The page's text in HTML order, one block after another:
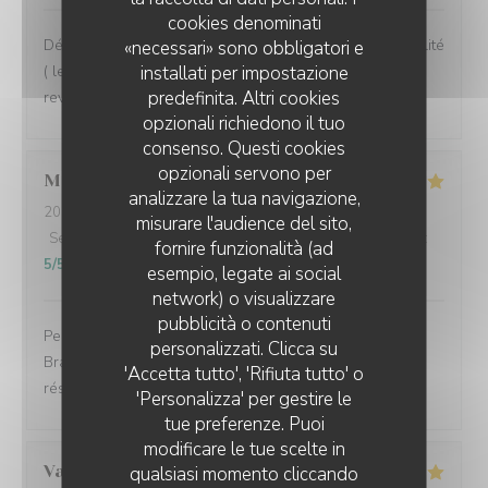
cookies denominati
«necessari» sono obbligatori e
installati per impostazione
predefinita. Altri cookies
opzionali richiedono il tuo
consenso. Questi cookies
opzionali servono per
analizzare la tua navigazione,
misurare l'audience del sito,
fornire funzionalità (ad
esempio, legate ai social
network) o visualizzare
pubblicità o contenuti
personalizzati. Clicca su
'Accetta tutto', 'Rifiuta tutto' o
'Personalizza' per gestire le
tue preferenze. Puoi
modificare le tue scelte in
qualsiasi momento cliccando
Déjeuner en terrasse très agréable et des plats de qualité
( les moules sont extra), un service rapide, nous
reviendrons
Marie-Anne P
2026-08-04
- 13:45 - Ospiti 4
Servizio
Atmosfera 5 Cucina: 5 /5 Qualità / Prezzo
5/5
Personnel agréable Les meilleures moules de la baie.
Bravo au personnel de la cuisine. N’oubliez pas de
réserver
Valentin V